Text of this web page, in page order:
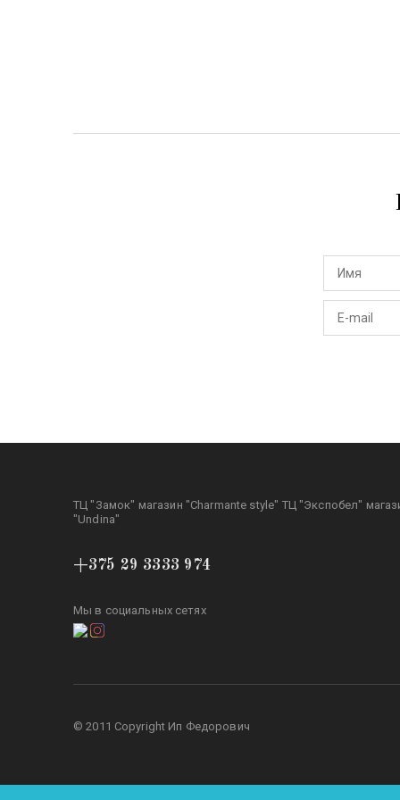
ТЦ "Замок" магазин "Charmante style" ТЦ "Экспобел"
"Undina"
+375 29 3333 974
Мы в социальных сетях
© 2011 Copyright Ип Федорович